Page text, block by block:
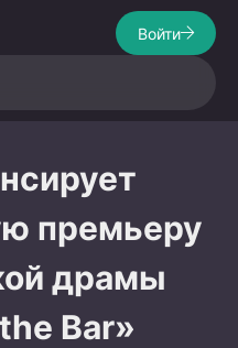
Войти
премьеру
драмы
Bar»